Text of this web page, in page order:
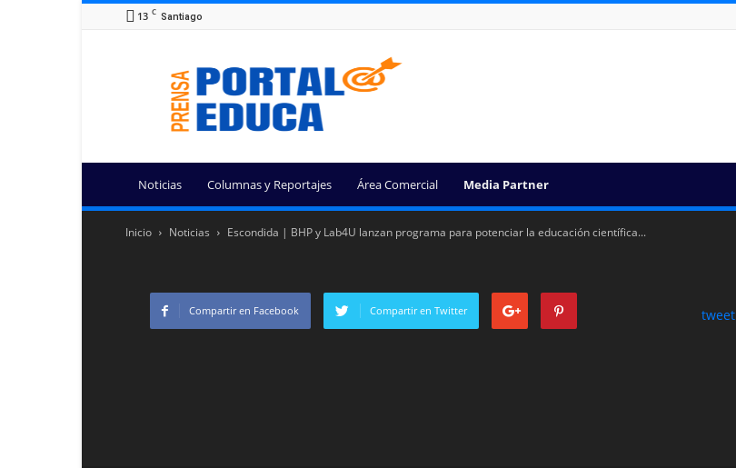
13 C Santiago
Portal
Educa
Noticias Columnas y Reportajes Área Comercial Media Partner
Inicio Noticias Escondida | BHP y Lab4U lanzan programa para potenciar la educación científica...
Compartir en Facebook Compartir en Twitter tweet